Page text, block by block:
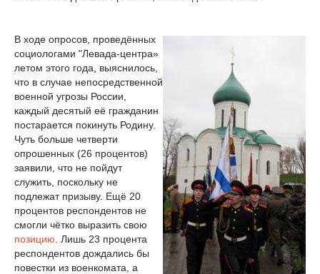
В ходе опросов, проведённых
социологами "Левада-центра»
летом этого года, выяснилось,
что в случае непосредственной
военной угрозы России,
каждый десятый её гражданин
постарается покинуть Родину.
Чуть больше четверти
опрошенных (26 процентов)
заявили, что не пойдут
служить, поскольку не
подлежат призыву. Ещё 20
процентов респондентов не
смогли чётко выразить свою
позицию . Лишь 23 процента
респондентов дождались бы
повестки из военкомата, а